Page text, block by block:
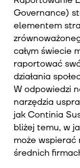
Governance)
elementem
całym świecie
raportować
działania
W odpowiedzi
narzędzia
jak Continia
bliżej temu, w
może wspierać
średnich